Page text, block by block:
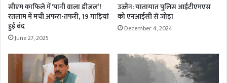
सीएम काफिले में ‘पानी वाला डीजल’!
रतलाम में मची अफरा-तफरी, 19 गाड़ियां
हुईं बंद
June 27, 2025
उज्जैन: यातायात पुलिस आईटीएमएस
को एनआईसी से जोड़ा
December 4, 2024